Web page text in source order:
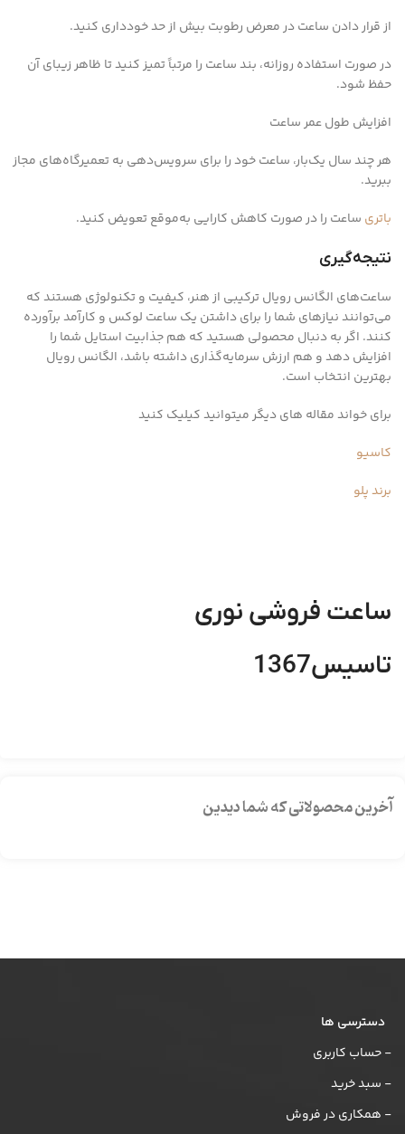
از قرار دادن ساعت در معرض رطوبت بیش از حد خودداری کنید.
در صورت استفاده روزانه، بند ساعت را مرتباً تمیز کنید تا ظاهر زیبای آن
حفظ شود.
افزایش طول عمر ساعت
هر چند سال یک‌بار، ساعت خود را برای سرویس‌دهی به تعمیرگاه‌های مجاز
ببرید.
باتری ساعت را در صورت کاهش کارایی به‌موقع تعویض کنید.
نتیجه‌گیری
ساعت‌های الگانس رویال ترکیبی از هنر، کیفیت و تکنولوژی هستند که
می‌توانند نیازهای شما را برای داشتن یک ساعت لوکس و کارآمد برآورده
کنند. اگر به دنبال محصولی هستید که هم جذابیت استایل شما را
افزایش دهد و هم ارزش سرمایه‌گذاری داشته باشد، الگانس رویال
بهترین انتخاب است.
برای خواند مقاله های دیگر میتوانید کیلیک کنید
کاسیو
برند پلو
ساعت فروشی نوری
تاسیس1367
آخرین محصولاتی که شما دیدین
دسترسی ها
- حساب کاربری
- سبد خرید
- همکاری در فروش